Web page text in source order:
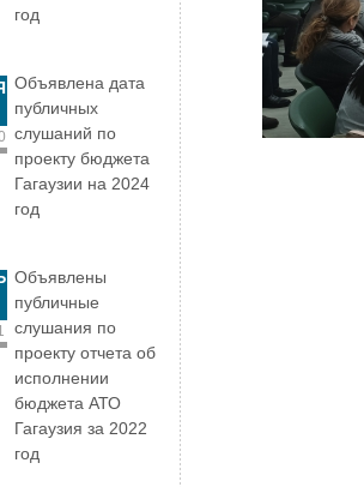
год
Объявлена дата
публичных
слушаний по
проекту бюджета
Гагаузии на 2024
год
Объявлены
публичные
слушания по
проекту отчета об
исполнении
бюджета АТО
Гагаузия за 2022
год